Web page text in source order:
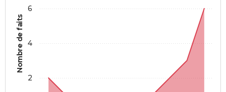
Nombre de faits
2
4
6